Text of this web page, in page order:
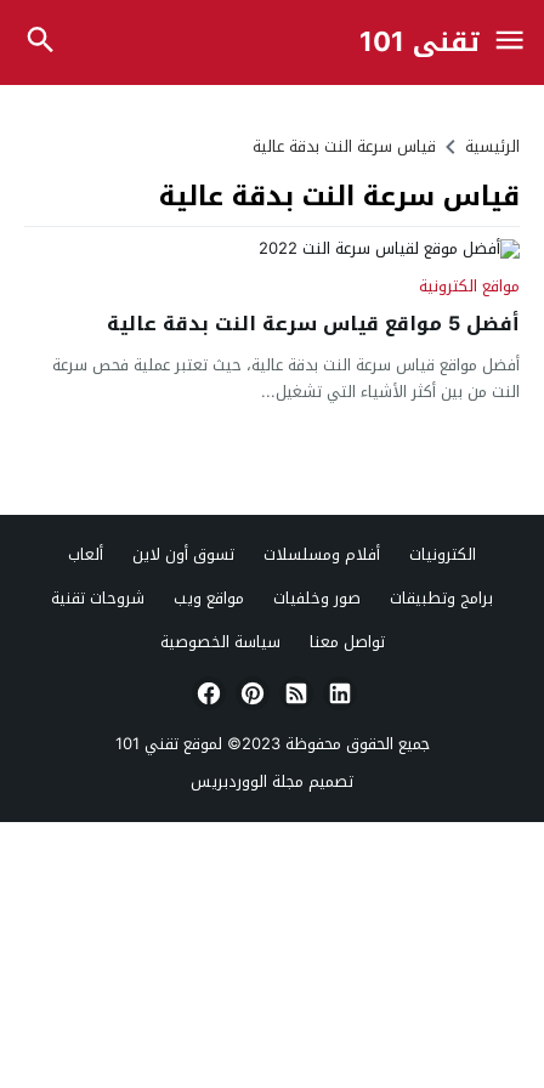
تقني 101
الرئيسية قياس سرعة النت بدقة عالية
قياس سرعة النت بدقة عالية
مواقع الكترونية
أفضل 5 مواقع قياس سرعة النت بدقة عالية
أفضل مواقع قياس سرعة النت بدقة عالية، حيث تعتبر عملية فحص سرعة
النت من بين أكثر الأشياء التي تشغيل...
الكترونيات أفلام ومسلسلات تسوق أون لاين
ألعاب
برامج وتطبيقات
صور وخلفيات مواقع ويب
شروحات تقنية
تواصل معنا
سياسة الخصوصية
جميع الحقوق محفوظة 2023© لموقع
تقني 101
تصميم مجلة الووردبريس